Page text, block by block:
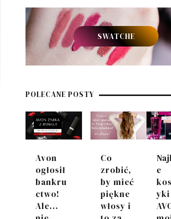
SWATCHE
POLECANE POSTY
Avon
ogłosił
bankru
ctwo!
Ale...
Co
zrobić,
by mieć
piękne
włosy i
e
yki